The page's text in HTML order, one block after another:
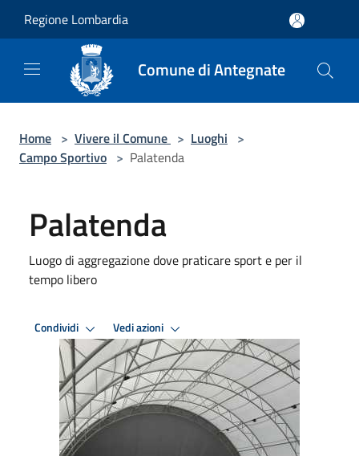
Regione Lombardia
Comune di Antegnate
Home > Vivere il Comune > Luoghi >
Campo Sportivo > Palatenda
Palatenda
Luogo di aggregazione dove praticare sport e per il
tempo libero
Condividi Vedi azioni